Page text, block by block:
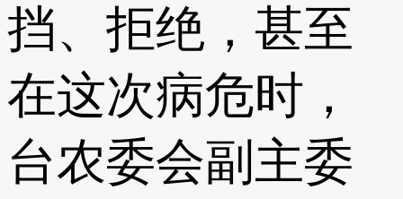
挡、拒绝，甚至
在这次病危时，
台农委会副主委